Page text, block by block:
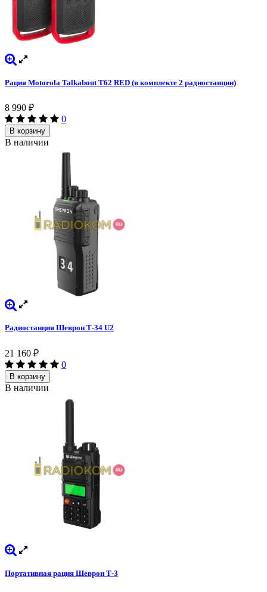
Рация Motorola Talkabout T62 RED (в комплекте 2 радиостанции)
8 990 ₽
0
В корзину
В наличии
Радиостанция Шеврон Т-34 U2
21 160 ₽
0
В корзину
В наличии
Портативная рация Шеврон Т-3